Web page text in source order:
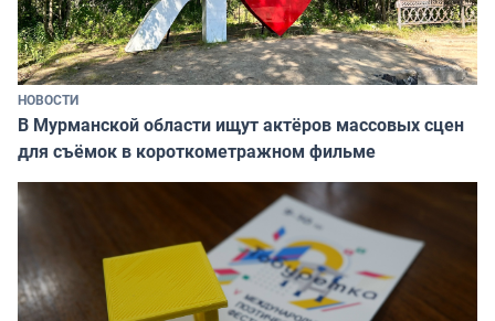
НОВОСТИ
В Мурманской области ищут актёров массовых сцен
для съёмок в короткометражном фильме